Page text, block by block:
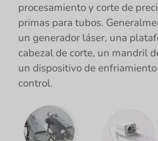
procesamiento y corte de
primas para tubos.
un generador láser, una
cabezal de corte, un mandril
un dispositivo de
control.